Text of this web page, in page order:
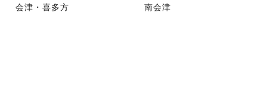
会津・喜多方 南会津